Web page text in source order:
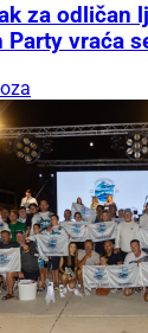
za odličan
Party vraća